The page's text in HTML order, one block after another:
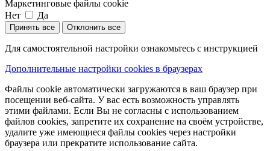
Маркетинговые файлы cookie
Нет
Да
Принять все Отклонить все
Для самостоятельной настройки ознакомьтесь с инструкцией
Дополнительные настройки cookies в браузерах
Файлы cookie автоматически загружаются в ваш браузер при
посещении веб-сайта. У вас есть возможность управлять
этими файлами. Если Вы не согласны с использованием
файлов cookies, запретите их сохранение на своём устройстве,
удалите уже имеющиеся файлы cookies через настройки
браузера или прекратите использование сайта.